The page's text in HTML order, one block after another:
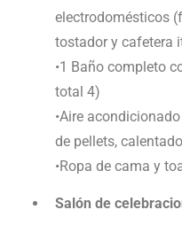
electrodomésticos
tostador y cafetera
•1 Baño completo
total 4)
•Aire
de pellets,
•Ropa de cama y
Salón de